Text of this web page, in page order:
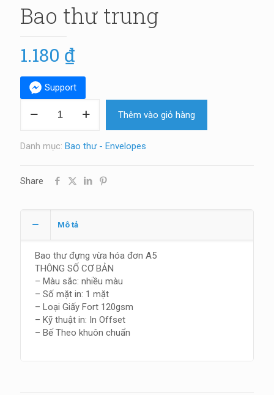
Bao thư trung
1.180 ₫
Support
thư
số
Thêm vào giỏ hàng
Danh mục: Bao thư - Envelopes
Share
Mô tả
Bao thư đựng vừa hóa đơn A5
THÔNG SỐ CƠ BẢN
– Màu sắc: nhiều màu
– Số mặt in: 1 mặt
– Loại Giấy Fort 120gsm
– Kỹ thuật in: In Offset
– Bế Theo khuôn chuẩn